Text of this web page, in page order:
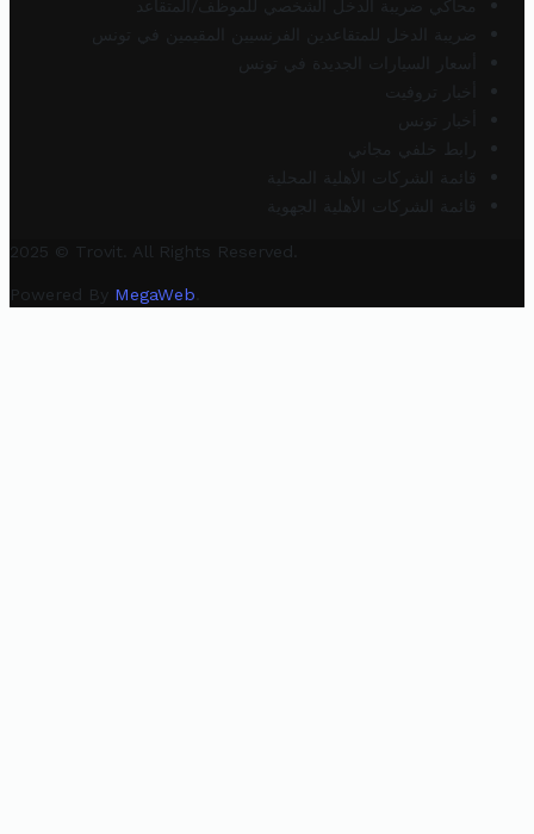
محاكي ضريبة الدخل الشخصي للموظف/المتقاعد
ضريبة الدخل للمتقاعدين الفرنسيين المقيمين في تونس
أسعار السيارات الجديدة في تونس
أخبار تروفيت
أخبار تونس
رابط خلفي مجاني
قائمة الشركات الأهلية المحلية
قائمة الشركات الأهلية الجهوية
2025 © Trovit. All Rights Reserved.
Powered By MegaWeb